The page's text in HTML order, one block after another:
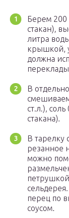
Берем 200
стакан),
литра
крышкой,
должна
В
ст.л.),
стакана).
В тарелку
резанное
можно
перец по
соусом.